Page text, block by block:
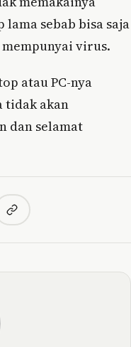
sebab bisa saja
virus.
atau PC-nya
tidak akan
dan selamat
Copy link